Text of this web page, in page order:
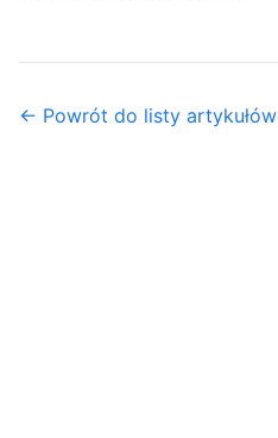
← Powrót do listy artykułów